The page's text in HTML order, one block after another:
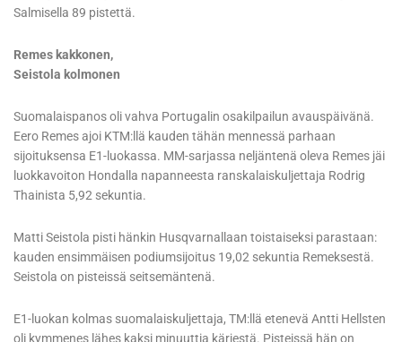
Salmisella 89 pistettä.
Remes kakkonen,
Seistola kolmonen
Suomalaispanos oli vahva Portugalin osakilpailun avauspäivänä.
Eero Remes ajoi KTM:llä kauden tähän mennessä parhaan
sijoituksensa E1-luokassa. MM-sarjassa neljäntenä oleva Remes jäi
luokkavoiton Hondalla napanneesta ranskalaiskuljettaja Rodrig
Thainista 5,92 sekuntia.
Matti Seistola pisti hänkin Husqvarnallaan toistaiseksi parastaan:
kauden ensimmäisen podiumsijoitus 19,02 sekuntia Remeksestä.
Seistola on pisteissä seitsemäntenä.
E1-luokan kolmas suomalaiskuljettaja, TM:llä etenevä Antti Hellsten
oli kymmenes lähes kaksi minuuttia kärjestä. Pisteissä hän on